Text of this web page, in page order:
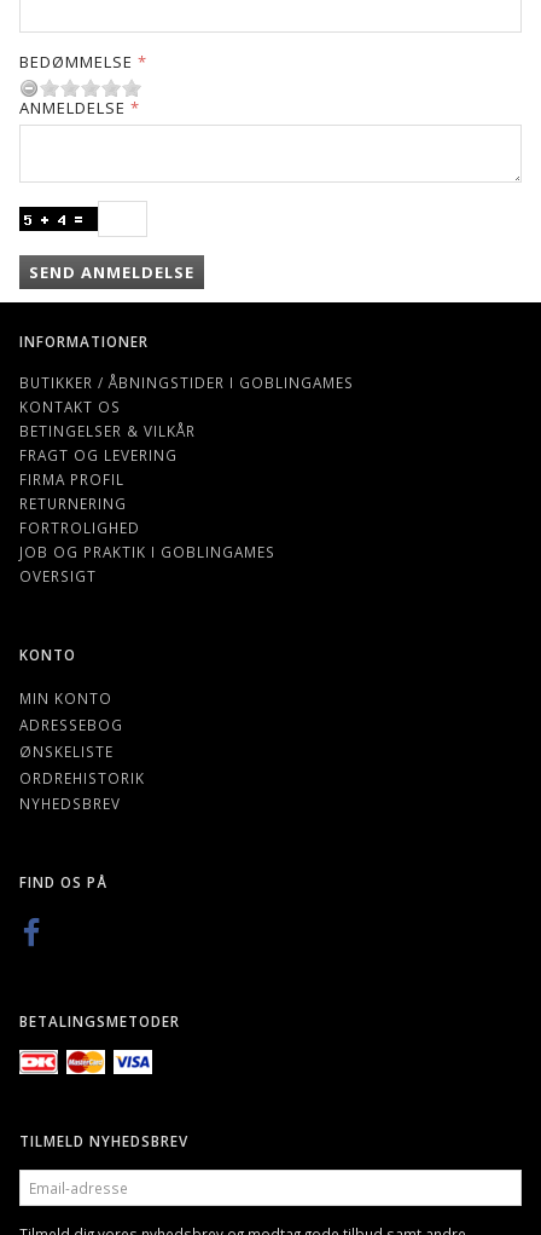
BEDØMMELSE
ANMELDELSE
SEND ANMELDELSE
INFORMATIONER
BUTIKKER / ÅBNINGSTIDER I GOBLINGAMES
KONTAKT OS
BETINGELSER & VILKÅR
FRAGT OG LEVERING
FIRMA PROFIL
RETURNERING
FORTROLIGHED
JOB OG PRAKTIK I GOBLINGAMES
OVERSIGT
KONTO
MIN KONTO
ADRESSEBOG
ØNSKELISTE
ORDREHISTORIK
NYHEDSBREV
FIND OS PÅ
BETALINGSMETODER
TILMELD NYHEDSBREV
EMAIL-
ADRESSE